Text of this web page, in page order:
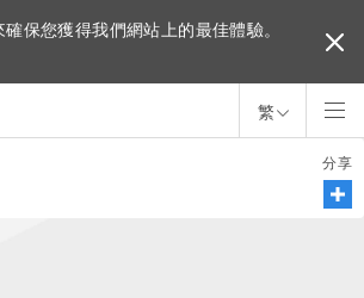
保您獲得我們網站上的最佳體驗。
保您獲得我們網站上的最佳體驗。
繁
分享